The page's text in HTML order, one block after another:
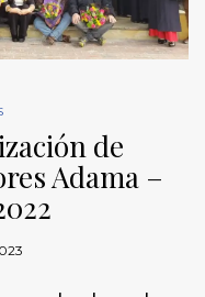
de
Adama –